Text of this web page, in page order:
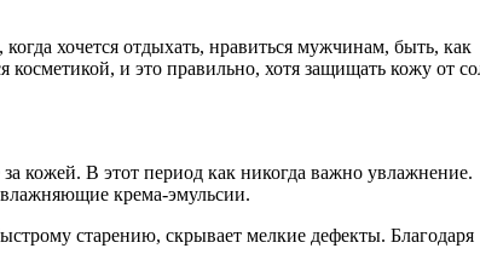
хочется отдыхать, нравиться мужчинам, быть, как
косметикой, и это правильно, хотя защищать кожу от
кожей. В этот период как никогда важно увлажнение.
крема-эмульсии.
старению, скрывает мелкие дефекты. Благодаря